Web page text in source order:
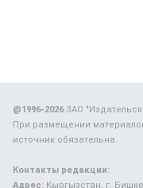
@1996-2026ЗАО
При размещении
источник обязательна.
Контакты редакции:
Адрес: Кыргызстан, г.